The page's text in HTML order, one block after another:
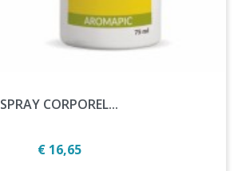
SPRAY CORPOREL...
Prijs
€ 16,65